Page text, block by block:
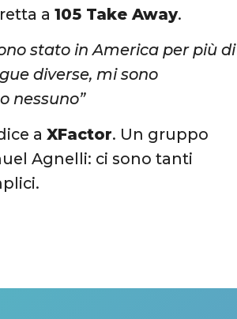
a105 Take Away.
stato in America per più di
diverse, mi sono
nessuno”
aXFactor. Un gruppo
Agnelli: ci sono tanti